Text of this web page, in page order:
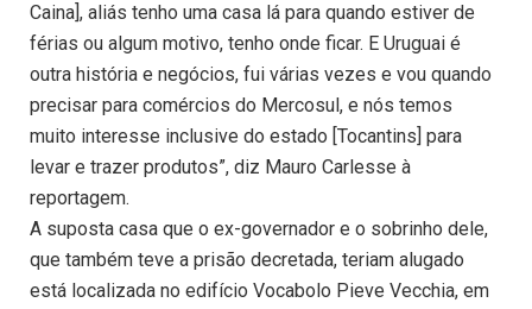
Caina], aliás tenho uma casa lá para quando estiver de
férias ou algum motivo, tenho onde ficar. E Uruguai é
outra história e negócios, fui várias vezes e vou quando
precisar para comércios do Mercosul, e nós temos
muito interesse inclusive do estado [Tocantins] para
levar e trazer produtos”, diz Mauro Carlesse à
reportagem.
A suposta casa que o ex-governador e o sobrinho dele,
que também teve a prisão decretada, teriam alugado
está localizada no edifício Vocabolo Pieve Vecchia, em